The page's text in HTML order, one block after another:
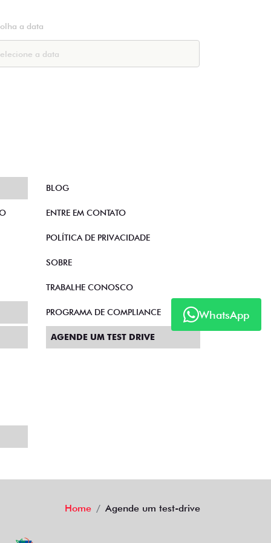
a data
WhatsApp
BLOG
ENTRE EM CONTATO
POLÍTICA DE PRIVACIDADE
SOBRE
TRABALHE CONOSCO
PROGRAMA DE COMPLIANCE
AGENDE UM TEST DRIVE
Home Agende um test-drive